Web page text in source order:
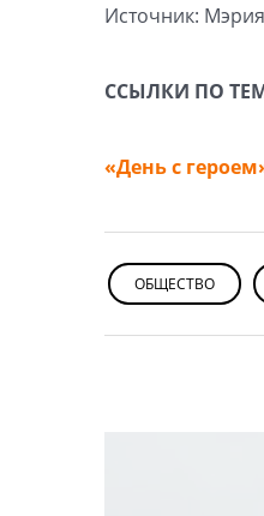
Источник:
ССЫЛКИ ПО
«День с
ОБЩЕСТВО